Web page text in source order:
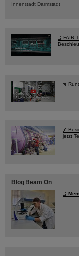
Innenstadt Darmstadt
FAIR-
jetzt
Blog Beam On